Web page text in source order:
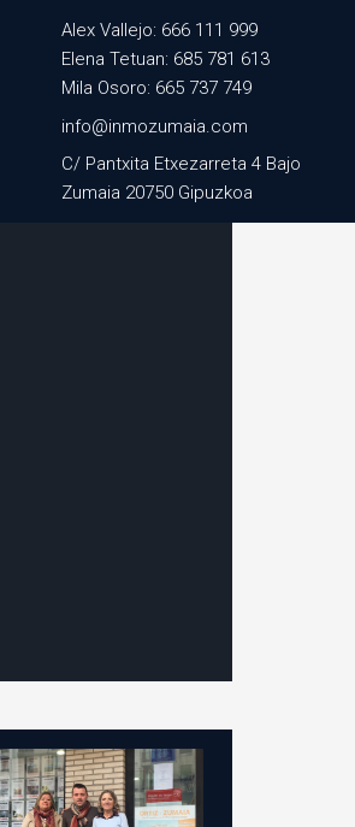
Alex Vallejo: 666 111 999
Elena Tetuan: 685 781 613
Mila Osoro: 665 737 749
info@inmozumaia.com
C/ Pantxita Etxezarreta 4 Bajo
Zumaia 20750 Gipuzkoa